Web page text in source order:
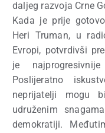
daljeg razvoja Crne
Kada je prije
Heri Truman, u
Evropi, potvrdivši
je
Poslijeratno
neprijatelji mogu
udruženim
demokratiji.